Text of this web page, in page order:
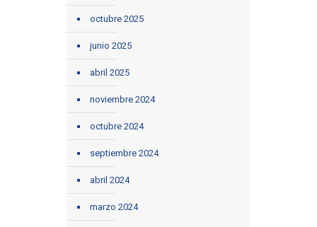
octubre 2025
junio 2025
abril 2025
noviembre 2024
octubre 2024
septiembre 2024
abril 2024
marzo 2024